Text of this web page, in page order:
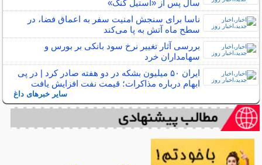
سال پس از «استیل گنگ»
ناسا برای سنجش امنیت سفر به اعماق فضا، در
سطح ماه آتش به پا می‌کند
بررسی آثار تغییر نرخ سود بانکی بر بورس و
سهامداران خرد
ایران ۵۰ میلیون بشکه در دو هفته صادر کرد | در پی
ابهام درباره مذاکرات؛ قیمت نفت افزایش یافت
سایر خبرهای داغ